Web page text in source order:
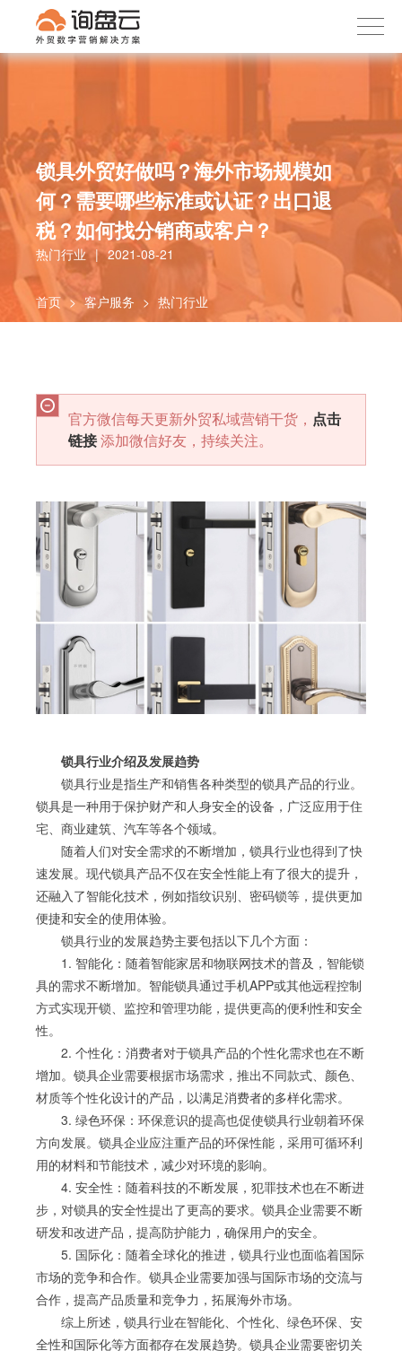
首页
客户案例
内容社区
关于我们
锁具外贸好做吗？海外市场规模如
何？需要哪些标准或认证？出口退
税？如何找分销商或客户？
热门行业 | 2021-08-21
首页 > 客户服务 > 热门行业
官方微信每天更新外贸私域营销干货， 点击
链接添加微信好友，持续关注。
锁具行业介绍及发展趋势
锁具行业是指生产和销售各种类型的锁具产品的行业。
锁具是一种用于保护财产和人身安全的设备，广泛应用于住
宅、商业建筑、汽车等各个领域。
随着人们对安全需求的不断增加，锁具行业也得到了快
速发展。现代锁具产品不仅在安全性能上有了很大的提升，
还融入了智能化技术，例如指纹识别、密码锁等，提供更加
便捷和安全的使用体验。
锁具行业的发展趋势主要包括以下几个方面：
1. 智能化：随着智能家居和物联网技术的普及，智能锁
具的需求不断增加。智能锁具通过手机APP或其他远程控制
方式实现开锁、监控和管理功能，提供更高的便利性和安全
性。
2. 个性化：消费者对于锁具产品的个性化需求也在不断
增加。锁具企业需要根据市场需求，推出不同款式、颜色、
材质等个性化设计的产品，以满足消费者的多样化需求。
3. 绿色环保：环保意识的提高也促使锁具行业朝着环保
方向发展。锁具企业应注重产品的环保性能，采用可循环利
用的材料和节能技术，减少对环境的影响。
4. 安全性：随着科技的不断发展，犯罪技术也在不断进
步，对锁具的安全性提出了更高的要求。锁具企业需要不断
研发和改进产品，提高防护能力，确保用户的安全。
5. 国际化：随着全球化的推进，锁具行业也面临着国际
市场的竞争和合作。锁具企业需要加强与国际市场的交流与
合作，提高产品质量和竞争力，拓展海外市场。
综上所述，锁具行业在智能化、个性化、绿色环保、安
全性和国际化等方面都存在发展趋势。锁具企业需要密切关
下载APP